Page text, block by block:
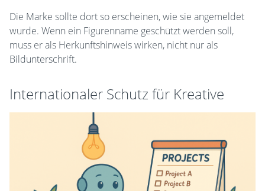
Die Marke sollte dort so erscheinen, wie sie angemeldet
wurde. Wenn ein Figurenname geschützt werden soll,
muss er als Herkunftshinweis wirken, nicht nur als
Bildunterschrift.
Internationaler Schutz für Kreative